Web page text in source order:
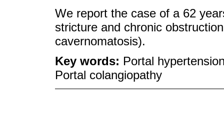
We report the case of a 62
stricture and chronic
cavernomatosis).
Key words: Portal
Portal colangiopathy